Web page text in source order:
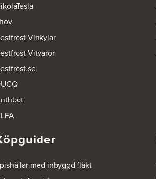
Vinkylar
Vitvaror
med inbyggd fläkt